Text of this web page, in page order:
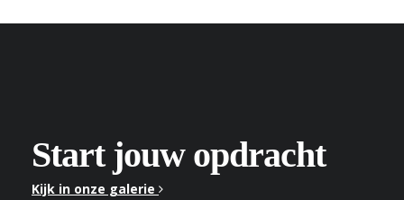
Start jouw opdracht
Kijk in onze galerie